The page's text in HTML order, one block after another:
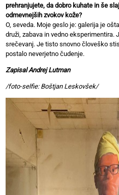
prehranjujete, da dobro kuhate in še
odmevnejših zvokov kože?
O, seveda. Moje geslo je: galerija je
druži, zabava in vedno eksperimentira.
srečevanj. Je tisto snovno človeško
postalo neverjetno čudenje.
Zapisal Andrej Lutman
/foto-selfie: Boštjan Leskovšek/